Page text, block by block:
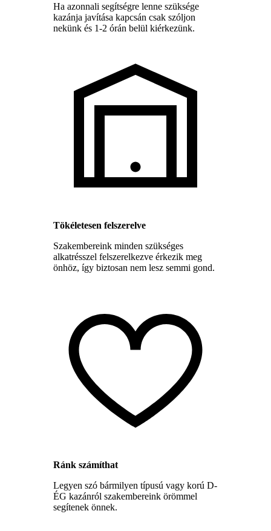
Ha azonnali segítségre lenne szüksége
kazánja javítása kapcsán csak szóljon
nekünk és 1-2 órán belül kiérkezünk.
Tökéletesen felszerelve
Szakembereink minden szükséges
alkatrésszel felszerelkezve érkezik meg
önhöz, így biztosan nem lesz semmi gond.
Ránk számíthat
Legyen szó bármilyen típusú vagy korú D-
ÉG kazánról szakembereink örömmel
segítenek önnek.